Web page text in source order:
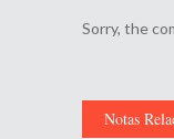
Sorry, the
Notas